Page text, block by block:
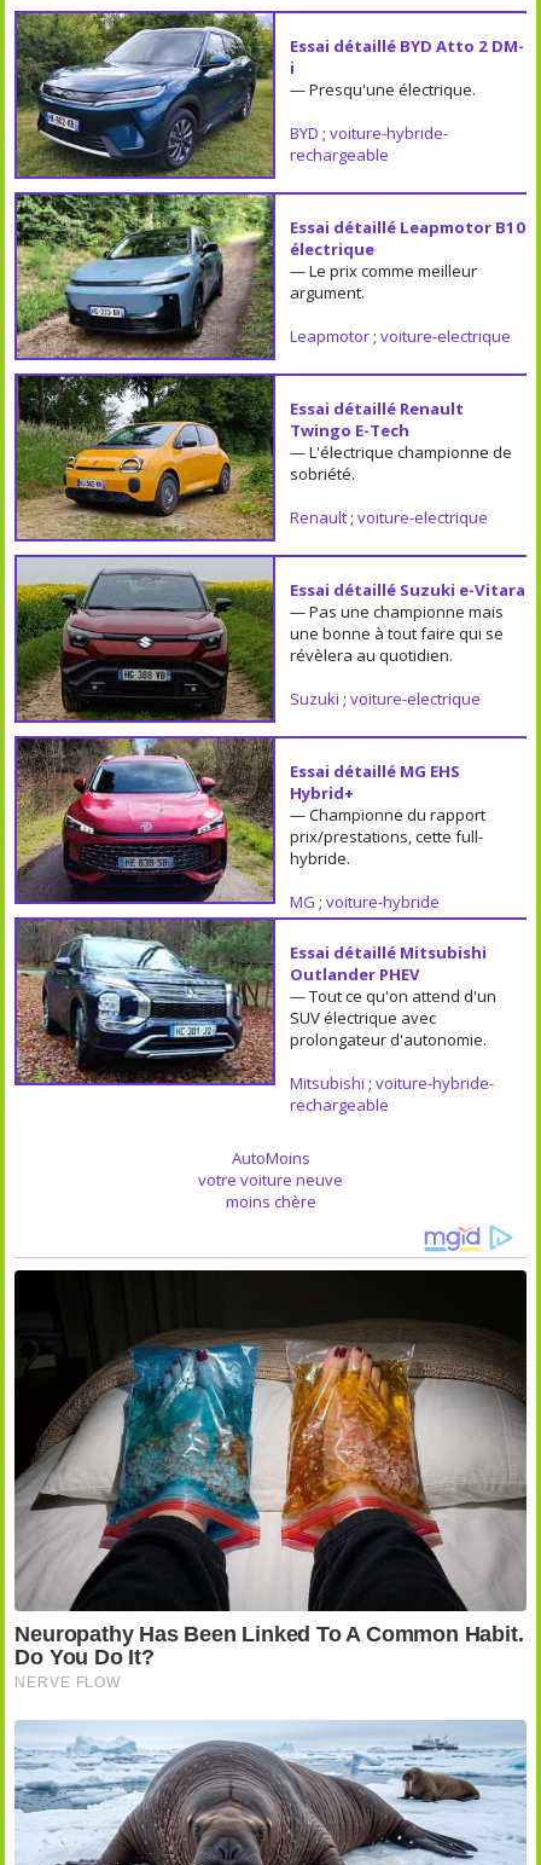
Essai détaillé BYD Atto 2 DM-
i
— Presqu'une électrique.
BYD ; voiture-hybride-
rechargeable
Essai détaillé Leapmotor B10
électrique
— Le prix comme meilleur
argument.
Leapmotor; voiture-electrique
Essai détaillé Renault
Twingo E-Tech
— L'électrique championne de
sobriété.
Renault; voiture-electrique
Essai détaillé Suzuki e-Vitara
— Pas une championne mais
une bonne à tout faire qui se
révèlera au quotidien.
Suzuki ; voiture-electrique
Essai détaillé MG EHS
Hybrid+
— Championne du rapport
prix/prestations, cette full-
hybride.
MG ; voiture-hybride
Essai détaillé Mitsubishi
Outlander PHEV
— Tout ce qu'on attend d'un
SUV électrique avec
prolongateur d'autonomie.
Mitsubishi ; voiture-hybride-
rechargeable
AutoMoins
votre voiture neuve
moins chère